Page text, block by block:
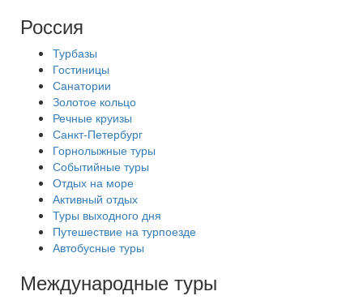
Россия
Турбазы
Гостиницы
Санатории
Золотое кольцо
Речные круизы
Санкт-Петербург
Горнолыжные туры
Событийные туры
Отдых на море
Активный отдых
Туры выходного дня
Путешествие на турпоезде
Автобусные туры
Международные туры